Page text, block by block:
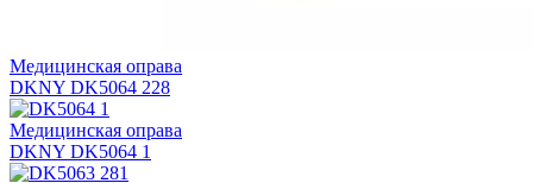
Медицинская оправа
DKNY DK5064 228
Медицинская оправа
DKNY DK5064 1